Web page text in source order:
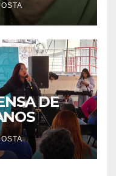
DE